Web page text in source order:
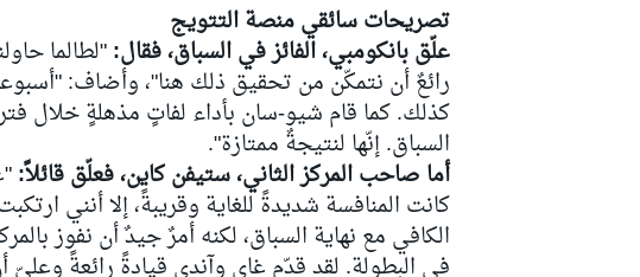
تصريحات سائقي منصة التتويج
علّق بانكومبي، الفائز في السباق، فقال:"لطالما
رائعٌ أن نتمكّن من تحقيق ذلك هنا"، وأضاف:
كذلك. كما قام شيو-سان بأداء لفاتٍ مذهلةٍ خلال
السباق. إنّها لنتيجةٌ ممتازة".
أما صاحب المركز الثاني، ستيفن كاين، فعلّق قائلاً:
كانت المنافسة شديدةً للغاية وقريبةً، إلا أنني
الكافي مع نهاية السباق، لكنه أمرٌ جيدٌ أن نفوز
في البطولة. لقد قدّم غاي وآندي قيادةً رائعةً